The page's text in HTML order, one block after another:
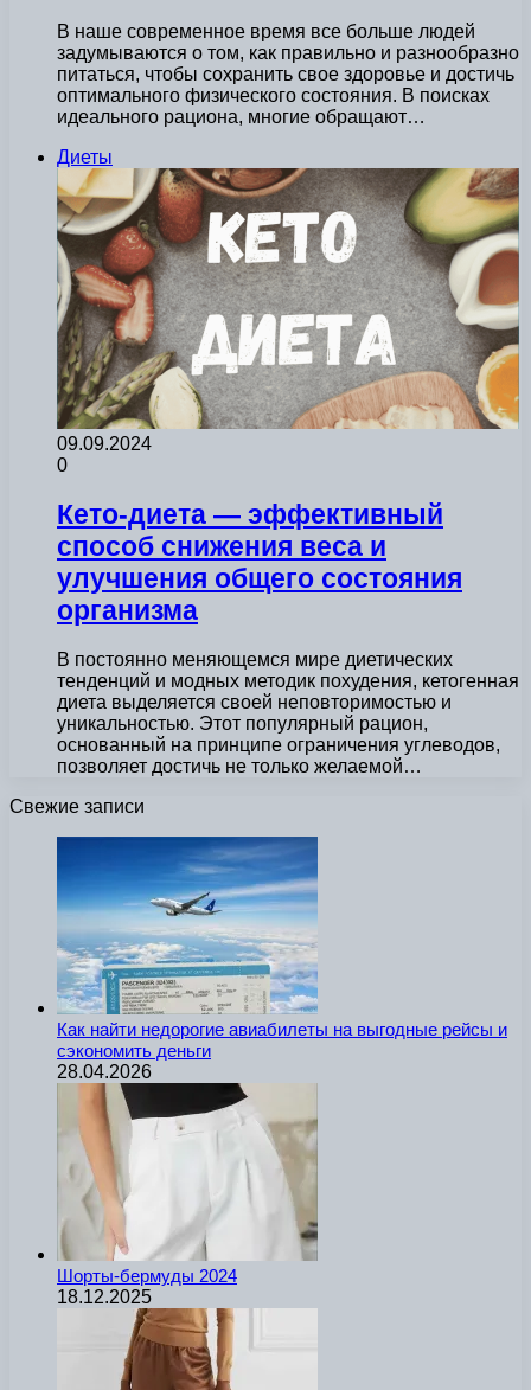
В наше современное время все больше людей
задумываются о том, как правильно и разнообразно
питаться, чтобы сохранить свое здоровье и достичь
оптимального физического состояния. В поисках
идеального рациона, многие обращают…
Диеты
09.09.2024
0
Кето-диета — эффективный
способ снижения веса и
улучшения общего состояния
организма
В постоянно меняющемся мире диетических
тенденций и модных методик похудения, кетогенная
диета выделяется своей неповторимостью и
уникальностью. Этот популярный рацион,
основанный на принципе ограничения углеводов,
позволяет достичь не только желаемой…
Свежие записи
Как найти недорогие авиабилеты на выгодные рейсы и
сэкономить деньги
28.04.2026
Шорты-бермуды 2024
18.12.2025